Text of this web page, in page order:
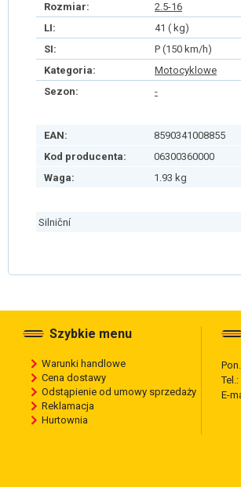
Rozmiar:
2.5-16
LI:
41 ( kg)
SI:
P (150 km/h)
Kategoria:
Motocyklowe
Sezon:
-
EAN:
8590341008855
Kod producenta:
06300360000
Waga:
1.93 kg
Silniční
Szybkie menu
Warunki handlowe
Cena dostawy
Odstąpienie od umowy sprzedaży
Reklamacja
Hurtownia
E-